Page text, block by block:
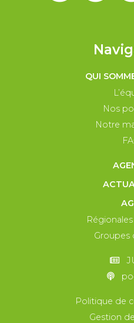
QUI
Nos
Notre
Groupes
Politique de
Gestion